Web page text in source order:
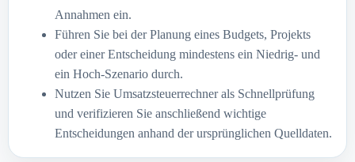
Annahmen ein.
Führen Sie bei der Planung eines Budgets, Projekts
oder einer Entscheidung mindestens ein Niedrig- und
ein Hoch-Szenario durch.
Nutzen Sie Umsatzsteuerrechner als Schnellprüfung
und verifizieren Sie anschließend wichtige
Entscheidungen anhand der ursprünglichen Quelldaten.